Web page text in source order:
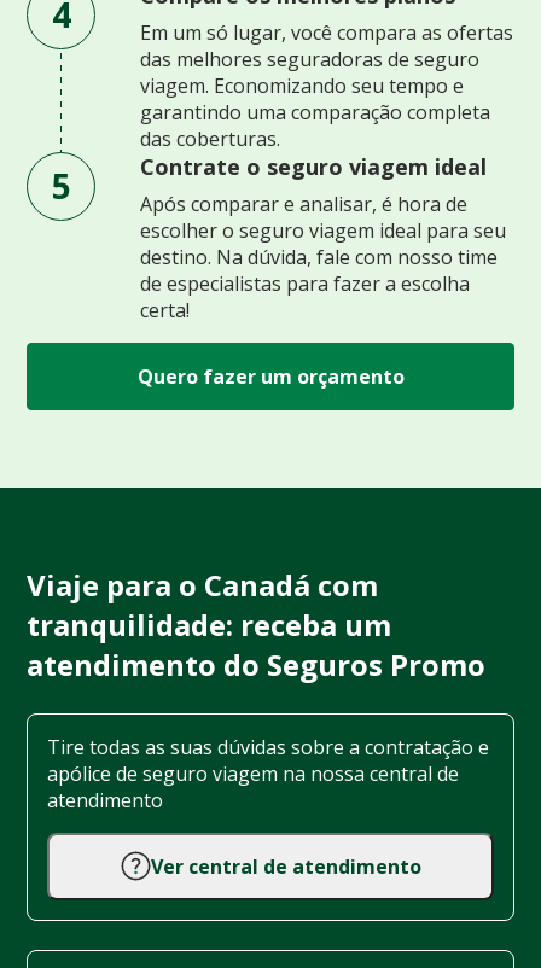
4
Em um só lugar, você compara as ofertas
das melhores seguradoras de seguro
viagem. Economizando seu tempo e
garantindo uma comparação completa
das coberturas.
5 Contrate o seguro viagem ideal
Após comparar e analisar, é hora de
escolher o seguro viagem ideal para seu
destino. Na dúvida, fale com nosso time
de especialistas para fazer a escolha
certa!
Quero fazer um orçamento
Viaje para o Canadá com
tranquilidade: receba um
atendimento do Seguros Promo
Tire todas as suas dúvidas sobre a contratação e
apólice de seguro viagem na nossa central de
atendimento
Ver central de atendimento